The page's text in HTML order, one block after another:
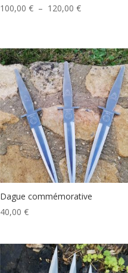
100,00€ – 120,00€Plage
100,00 €
à
120,00 €
Dague commémorative
40,00€